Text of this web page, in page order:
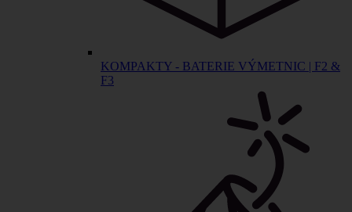
KOMPAKTY - BATERIE VÝMETNIC | F2 &
F3